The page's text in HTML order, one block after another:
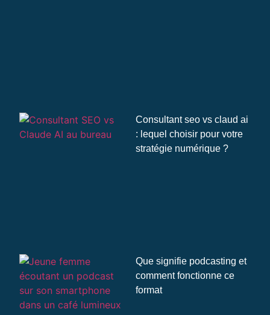
Consultant seo vs claud ai
: lequel choisir pour votre
stratégie numérique ?
Que signifie podcasting et
comment fonctionne ce
format